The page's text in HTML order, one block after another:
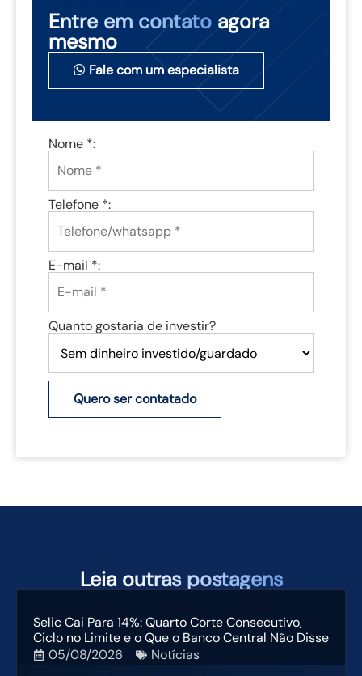
Entre em contato agora
mesmo
Fale com um especialista
Nome *:
Telefone *:
E-mail *:
Quanto gostaria de investir?
Quero ser contatado
Leia outras postagens
Selic Cai Para 14%: Quarto Corte Consecutivo,
Ciclo no Limite e o Que o Banco Central Não Disse
05/08/2026
Notícias